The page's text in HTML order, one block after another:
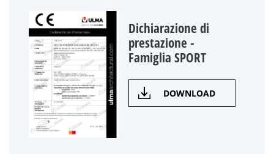
Dichiarazione di
prestazione -
Famiglia SPORT
DOWNLOAD